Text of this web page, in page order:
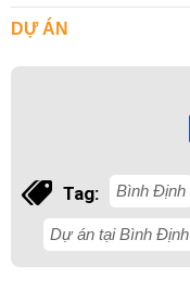
DỰ ÁN
Tag: Bình Định
Dự án tại Bình Định